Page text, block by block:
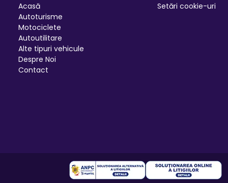
Acasă
Autoturisme
Motociclete
Autoutilitare
Alte tipuri vehicule
Despre Noi
Contact
Setări cookie-uri